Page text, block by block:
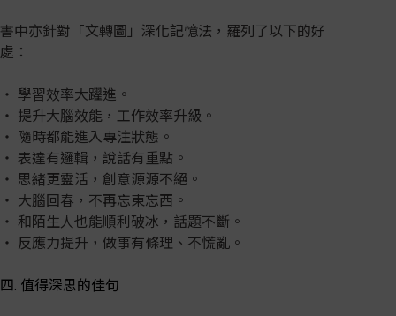
書中亦針對「文轉圖」深化記憶法，羅列了以下的好
處：
‧ 學習效率大躍進。
‧ 提升大腦效能，工作效率升級。
‧ 隨時都能進入專注狀態。
‧ 表達有邏輯，說話有重點。
‧ 思緒更靈活，創意源源不絕。
‧ 大腦回春，不再忘東忘西。
‧ 和陌生人也能順利破冰，話題不斷。
‧ 反應力提升，做事有條理、不慌亂。
四. 值得深思的佳句